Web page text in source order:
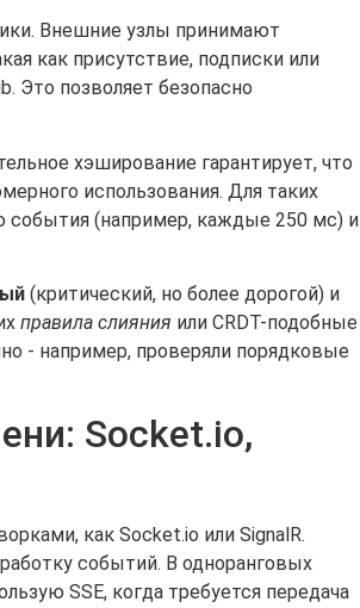
Внешние узлы принимают
как присутствие, подписки или
Это позволяет безопасно
хэширование гарантирует, что
использования. Для таких
события (например, каждые 250 мс) и
(критический, но более дорогой) и
правила слияния или CRDT-подобные
- например, проверяли порядковые
Socket.io,
как Socket.io или SignalR.
событий. В одноранговых
SSE, когда требуется передача